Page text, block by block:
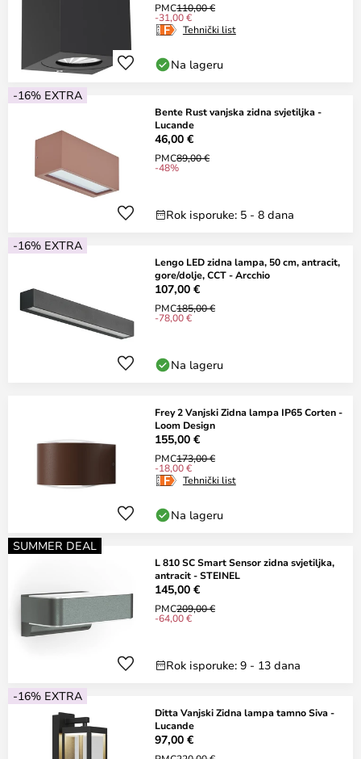
PMC110,00 €
-31,00 €
Tehnički list
Na lageru
-16% EXTRA
Bente Rust vanjska zidna svjetiljka -
Lucande
46,00 €
PMC89,00 €
-48%
Rok isporuke: 5 - 8 dana
-16% EXTRA
Lengo LED zidna lampa, 50 cm, antracit,
gore/dolje, CCT - Arcchio
107,00 €
PMC185,00 €
-78,00 €
Na lageru
Frey 2 Vanjski Zidna lampa IP65 Corten -
Loom Design
155,00 €
PMC173,00 €
-18,00 €
Tehnički list
Na lageru
SUMMER DEAL
L 810 SC Smart Sensor zidna svjetiljka,
antracit - STEINEL
145,00 €
PMC209,00 €
-64,00 €
Rok isporuke: 9 - 13 dana
-16% EXTRA
Ditta Vanjski Zidna lampa tamno Siva -
Lucande
97,00 €